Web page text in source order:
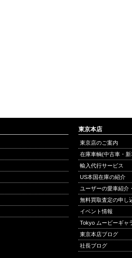
東京本店
東京店のご案内
在庫車輌(中古車・
輸入代行サービス
US本国在庫の紹介
ユーザーの愛車紹介
無料買取査定の申し
イベント情報
Tokyo ムービーギャ
東京本店ブログ
社長ブログ